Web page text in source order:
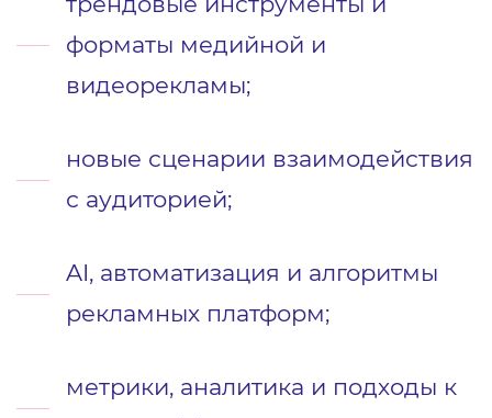
форматы медийной и
видеорекламы;
новые сценарии взаимодействия
с аудиторией;
AI, автоматизация и алгоритмы
рекламных платформ;
метрики, аналитика и подходы к